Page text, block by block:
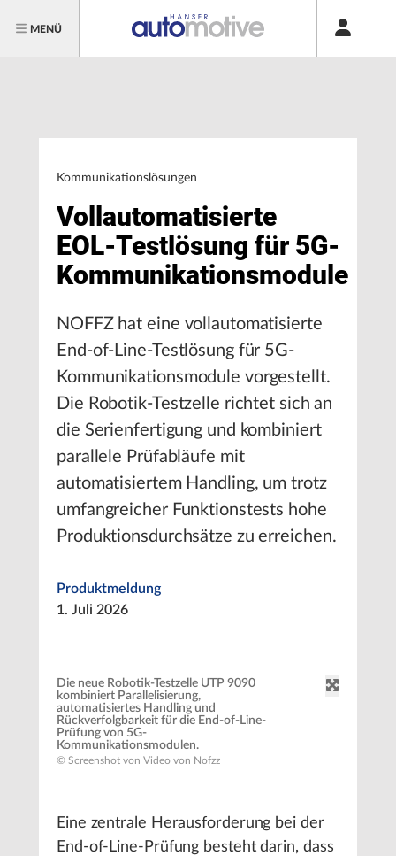
MENÜ
Kommunikationslösungen
Vollautomatisierte
EOL-Testlösung für 5G-
Kommunikationsmodule
NOFFZ hat eine vollautomatisierte
End-of-Line-Testlösung für 5G-
Kommunikationsmodule vorgestellt.
Die Robotik-Testzelle richtet sich an
die Serienfertigung und kombiniert
parallele Prüfabläufe mit
automatisiertem Handling, um trotz
umfangreicher Funktionstests hohe
Produktionsdurchsätze zu erreichen.
Produktmeldung
1. Juli 2026
Die neue Robotik-Testzelle UTP 9090
kombiniert Parallelisierung,
automatisiertes Handling und
Rückverfolgbarkeit für die End-of-Line-
Prüfung von 5G-
Kommunikationsmodulen.
© Screenshot von Video von Nofzz
Eine zentrale Herausforderung bei der
End-of-Line-Prüfung besteht darin, dass